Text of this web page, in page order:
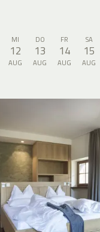
MI
12
AUG
DO
13
AUG
FR
14
AUG
SA
15
AUG